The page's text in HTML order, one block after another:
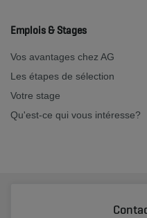
Emplois & Stages
Vos avantages chez AG
Les étapes de sélection
Votre stage
Qu'est-ce qui vous intéresse?